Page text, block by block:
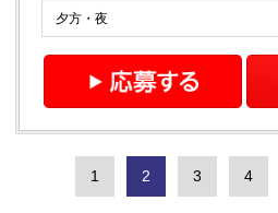
夕方・夜
1 2 3 4